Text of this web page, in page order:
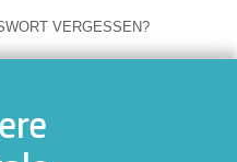
VERGESSEN?